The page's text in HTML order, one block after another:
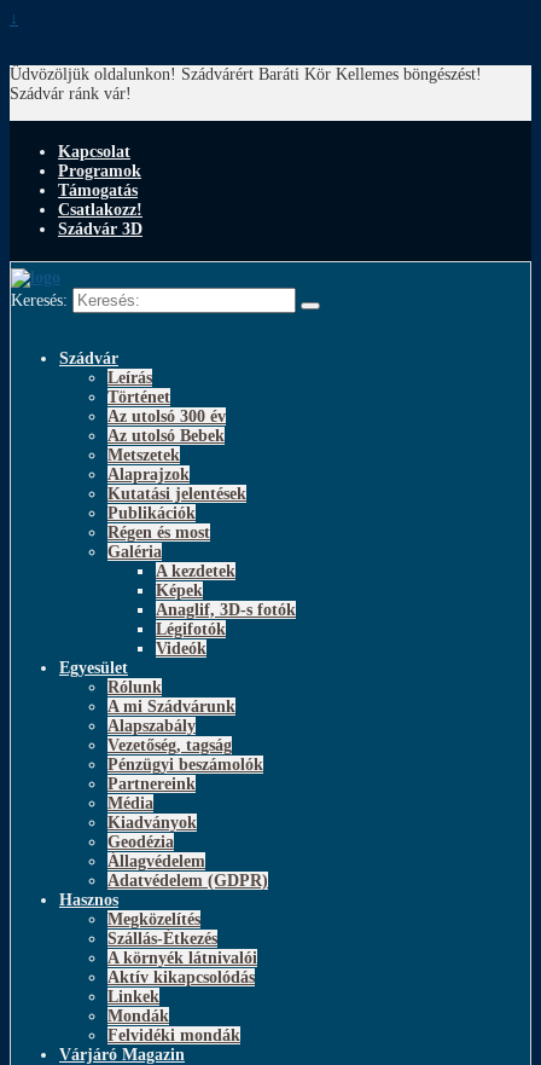
↓
Üdvözöljük oldalunkon! Szádvárért Baráti Kör Kellemes böngészést!
Szádvár ránk vár!
Kapcsolat
Programok
Támogatás
Csatlakozz!
Szádvár 3D
Keresés:
Szádvár
Leírás
Történet
Az utolsó 300 év
Az utolsó Bebek
Metszetek
Alaprajzok
Kutatási jelentések
Publikációk
Régen és most
Galéria
A kezdetek
Képek
Anaglif, 3D-s fotók
Légifotók
Videók
Egyesület
Rólunk
A mi Szádvárunk
Alapszabály
Vezetőség, tagság
Pénzügyi beszámolók
Partnereink
Média
Kiadványok
Geodézia
Állagvédelem
Adatvédelem (GDPR)
Hasznos
Megközelítés
Szállás-Étkezés
A környék látnivalói
Aktív kikapcsolódás
Linkek
Mondák
Felvidéki mondák
Várjáró Magazin